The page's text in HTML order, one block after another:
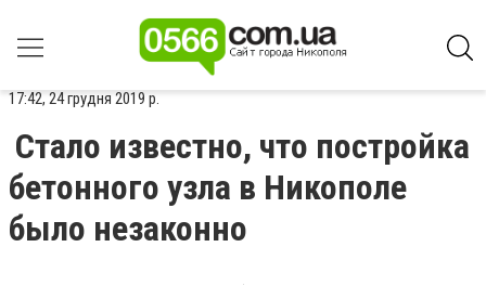
17:42, 24 грудня 2019 р.
Стало известно, что постройка
бетонного узла в Никополе
было незаконно